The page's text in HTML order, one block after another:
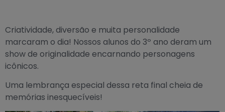
Criatividade, diversão e muita personalidade
marcaram o dia! Nossos alunos do 3º ano deram um
show de originalidade encarnando personagens
icônicos.
Uma lembrança especial dessa reta final cheia de
memórias inesquecíveis!